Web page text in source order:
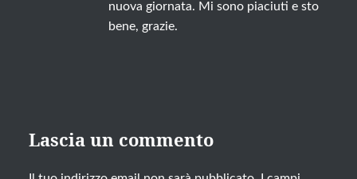
nuova giornata. Mi sono piaciuti e sto
bene, grazie.
Lascia un commento